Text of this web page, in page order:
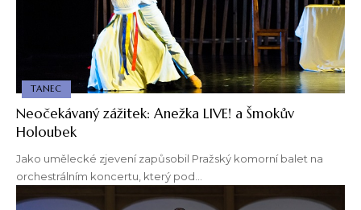
TANEC
Neočekávaný zážitek: Anežka LIVE! a Šmokův
Holoubek
Jako umělecké zjevení zapůsobil Pražský komorní balet na
orchestrálním koncertu, který pod…